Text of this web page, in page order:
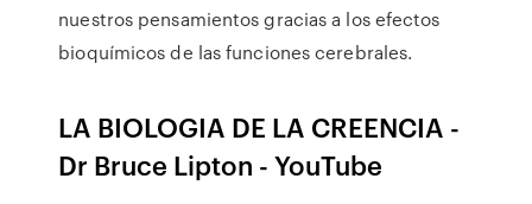
nuestros pensamientos gracias a los efectos
bioquímicos de las funciones cerebrales.
LA BIOLOGIA DE LA CREENCIA -
Dr Bruce Lipton - YouTube